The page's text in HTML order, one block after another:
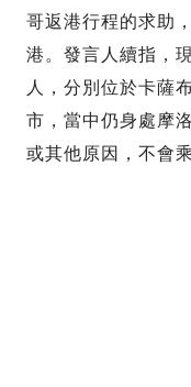
哥返港行程的求助
港。發言人續指，
人，分別位於卡薩
市，當中仍身處摩
或其他原因，不會